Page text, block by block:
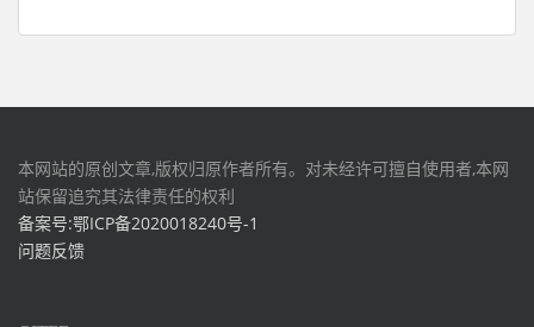
本网站的原创文章,版权归原作者所有。对未经许可擅自使用者,本网
站保留追究其法律责任的权利
备案号:鄂ICP备2020018240号-1
问题反馈